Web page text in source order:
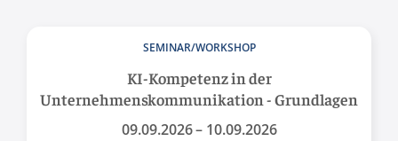
SEMINAR/WORKSHOP
KI-Kompetenz in der
Unternehmenskommunikation - Grundlagen
09.09.2026– 10.09.2026